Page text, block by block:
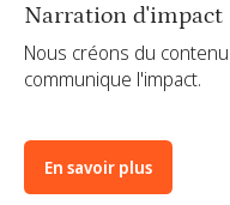
Narration d'impact
Nous créons du
communique l'impact.
En savoir plus